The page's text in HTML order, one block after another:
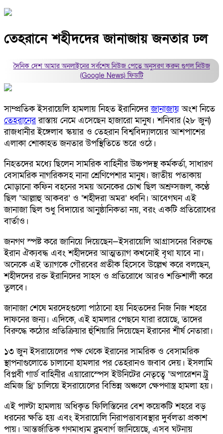
তেহরানে শহীদদের জানাজায় জনতার ঢল
দৈনিক দেশ আমার অনলাইনের সর্বশেষ নিউজ পেতে অনুসরণ করুনগুগল নিউজ
(Google News)ফিডটি
সাম্প্রতিক ইসরায়েলি হামলায় নিহত ইরানিদেরজানাজায়অংশ নিতে
তেহরানেররাস্তায় নেমে এসেছেন হাজারো মানুষ। শনিবার (২৮ জুন)
রাজধানীর ইঙ্গেলাব স্কয়ার ও তেহরান বিশ্ববিদ্যালয়ের আশপাশের
এলাকা শোকাহত জনতার উপস্থিতিতে ভরে ওঠে।
নিহতদের মধ্যে ছিলেন সামরিক বাহিনীর উচ্চপদস্থ কর্মকর্তা, সাধারণ
বেসামরিক নাগরিকসহ নানা শ্রেণিপেশার মানুষ। জাতীয় পতাকায়
মোড়ানো কফিন বহনের সময় অনেকের চোখ ছিল অশ্রুসজল, কণ্ঠে
ছিল ‘আল্লাহু আকবর’ ও ‘শহীদরা অমর’ ধ্বনি। আবেগঘন এই
জানাজা ছিল শুধু বিদায়ের আনুষ্ঠানিকতা নয়, বরং একটি প্রতিরোধের
বার্তাও।
জনগণ স্পষ্ট করে জানিয়ে দিয়েছেন—ইসরায়েলি আগ্রাসনের বিরুদ্ধে
ইরান ঐক্যবদ্ধ এবং শহীদদের আত্মত্যাগ কখনোই বৃথা যাবে না।
অনেকে এই ত্যাগকে গৌরবের প্রতীক হিসেবে উল্লেখ করে বলছেন,
শহীদদের রক্ত ইরানিদের সাহস ও প্রতিরোধে আরও শক্তিশালী করে
তুলবে।
জানাজা শেষে মরদেহগুলো পাঠানো হয় নিহতদের নিজ নিজ শহরে
দাফনের জন্য। এদিকে, এই হামলার পেছনে যারা রয়েছে, তাদের
বিরুদ্ধে কঠোর প্রতিক্রিয়ার হুঁশিয়ারি দিয়েছেন ইরানের শীর্ষ নেতারা।
১৩ জুন ইসরায়েলের পক্ষ থেকে ইরানের সামরিক ও বেসামরিক
স্থাপনাগুলোতে চালানো হামলার পর তেহরানও জবাব দেয়। ইসলামি
বিপ্লবী গার্ড বাহিনীর এয়ারোস্পেস ইউনিটের নেতৃত্বে ‘অপারেশন ট্রু
প্রমিজ থ্রি’ চালিয়ে ইসরায়েলের বিভিন্ন অঞ্চলে ক্ষেপণাস্ত্র হামলা হয়।
এই পাল্টা হামলায় অধিকৃত ফিলিস্তিনের বেশ কয়েকটি শহরে বড়
ধরনের ক্ষতি হয় এবং ইসরায়েলি নিরাপত্তাব্যবস্থার দুর্বলতা প্রকাশ
পায়। আন্তর্জাতিক গণমাধ্যম ব্লুমবার্গ জানিয়েছে, এসব ঘটনায়